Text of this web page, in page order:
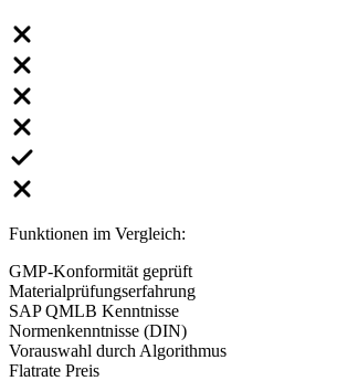
Funktionen im Vergleich:
GMP-Konformität geprüft
Materialprüfungserfahrung
SAP QMLB Kenntnisse
Normenkenntnisse (DIN)
Vorauswahl durch Algorithmus
Flatrate Preis